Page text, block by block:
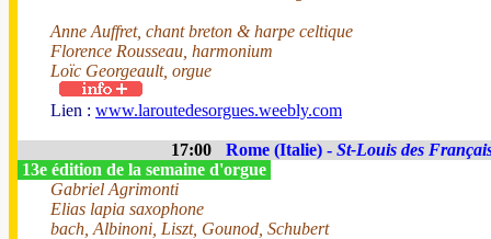
Anne Auffret, chant breton & harpe celtique
Florence Rousseau, harmonium
Loïc Georgeault, orgue
Lien : www.laroutedesorgues.weebly.com
17:00 Rome (Italie) - St-Louis des
13e édition de la semaine d'orgue
Gabriel Agrimonti
Elias lapia saxophone
bach, Albinoni, Liszt, Gounod, Schubert